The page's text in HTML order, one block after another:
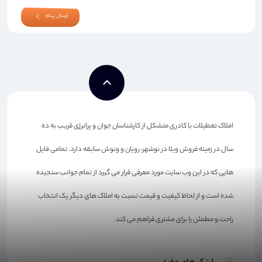
ارسال پیام
املاک تعطیلات با کادری متشکل از کارشناسان جوان و پرانرژی قریب به ده
سال در زمینه فروش ویلا در نوشهر، رویان و ونوش سابقه دارد. تمامی فایل
هایی که در این وب سایت مورد معرفی قرار می گیرد از تمام جوانب سنجیده
شده است و از لحاظ کیفیت و قیمت نسبت به املاک های دیگر یک انتخاب
راحت و مطمئن را برای مشتری فراهم می کند.